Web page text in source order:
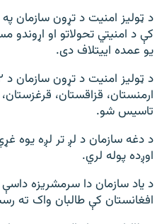
د ټولیز امنیت د تړون سازمان
کې د امنیتي تحولاتو او اړوندو
یو عمده اییتلاف دی.
ارمنستان، قزاقستان،
تاسیس شو.
د دغه سازمان د لږ تر لږه یوه
اوږده پوله لري.
د یاد سازمان دا سرمشریزه
افغانستان کې طالبان واک ته